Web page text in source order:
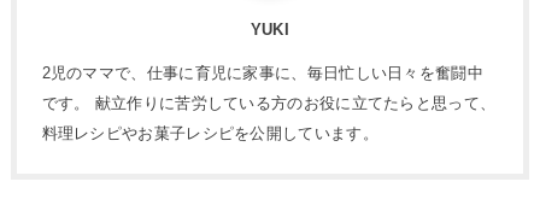
YUKI
2児のママで、仕事に育児に家事に、毎日忙しい日々を奮闘中
です。 献立作りに苦労している方のお役に立てたらと思って、
料理レシピやお菓子レシピを公開しています。